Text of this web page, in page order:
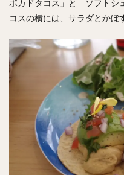
ボカドタコス」と「ソフトシ
コスの横には、サラダとかぼ